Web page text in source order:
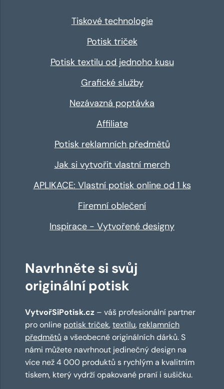
Tiskové technologie
Potisk triček
Potisk textilu od jednoho kusu
Grafické služby
Nezávazná poptávka
Affiliate
Potisk reklamních předmětů
Jak si vytvořit vlastní merch
APLIKACE: Vlastní potisk online od 1 ks
Firemní oblečení
Inspirace - Vytvořené designy
Navrhněte si svůj
originální potisk
VytvořSiPotisk.cz – váš profesionální partner
pro online potisk triček,textilu, reklamních
předmětů a všeobecně originálních dárků. S
námi můžete navrhnout jedinečný design na
více než 4 000 produktů s rychlým a kvalitním
tiskem, který vydrží opakované praní i sušičku.